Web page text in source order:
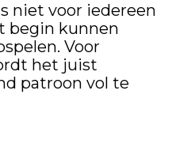
niet voor iedereen
begin kunnen
Voor
het juist
patroon vol te